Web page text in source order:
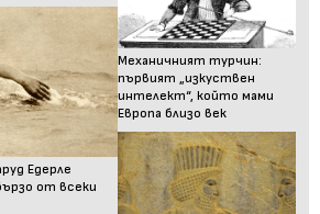
Едерле
от всеки
Механичният турчин:
първият „изкуствен
интелект“, който мами
Европа близо век